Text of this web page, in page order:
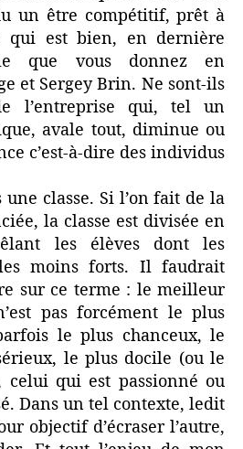
un être compétitif, prêt à
qui est bien, en dernière
que vous donnez en
et Sergey Brin. Ne sont-ils
l’entreprise qui, tel un
avale tout, diminue ou
c’est-à-dire des individus
classe. Si l’on fait de la
la classe est divisée en
les élèves dont les
moins forts. Il faudrait
sur ce terme : le meilleur
pas forcément le plus
le plus chanceux, le
le plus docile (ou le
celui qui est passionné ou
Dans un tel contexte, ledit
objectif d’écraser l’autre,